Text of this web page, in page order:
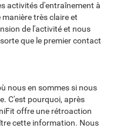
activités d'entraînement à
très claire et
de l'activité et nous
que le premier contact
nous en sommes si nous
C'est pourquoi, après
offre une rétroaction
cette information. Nous